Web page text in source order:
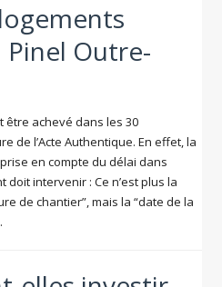
Pinel Outre-
être achevé dans les 30
de l’Acte Authentique. En effet, la
en compte du délai dans
doit intervenir : Ce n’est plus la
de chantier”, mais la “date de la